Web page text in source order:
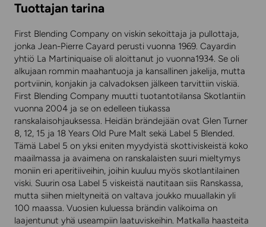
Tuottajan tarina
First Blending Company on viskin sekoittaja ja pullottaja,
jonka Jean-Pierre Cayard perusti vuonna 1969. Cayardin
yhtiö La Martiniquaise oli aloittanut jo vuonna1934. Se oli
alkujaan rommin maahantuoja ja kansallinen jakelija, mutta
portviinin, konjakin ja calvadoksen jälkeen tarvittiin viskiä.
First Blending Company muutti tuotantotilansa Skotlantiin
vuonna 2004 ja se on edelleen tiukassa
ranskalaisohjauksessa. Heidän brändejään ovat Glen Turner
8, 12, 15 ja 18 Years Old Pure Malt sekä Label 5 Blended.
Tämä Label 5 on yksi eniten myydyistä skottiviskeistä koko
maailmassa ja avaimena on ranskalaisten suuri mieltymys
moniin eri aperitiiveihin, joihin kuuluu myös skotlantilainen
viski. Suurin osa Label 5 viskeistä nautitaan siis Ranskassa,
mutta siihen mieltyneitä on valtava joukko muuallakin yli
100 maassa. Vuosien kuluessa brändin valikoima on
laajentunut yhä useampiin laatuviskeihin. Matkalla haasteita